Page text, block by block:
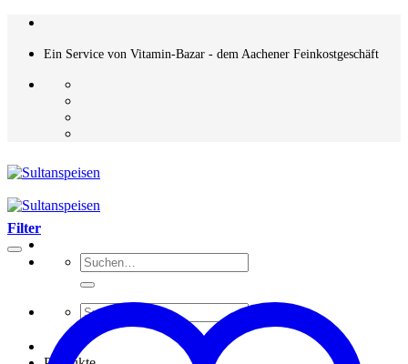
Zum
springenEin Service von Vitamin-Bazar - dem Aachener Feinkostgeschäft
Suchen
nach:
Suchen
Filter